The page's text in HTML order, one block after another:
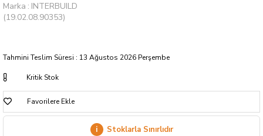
Marka : INTERBUILD
(19.02.08.90353)
Tahmini Teslim Süresi : 13 Ağustos 2026 Perşembe
Kritik Stok
Favorilere Ekle
i Stoklarla Sınırlıdır